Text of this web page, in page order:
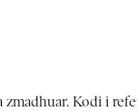
zmadhuar. Kodi i